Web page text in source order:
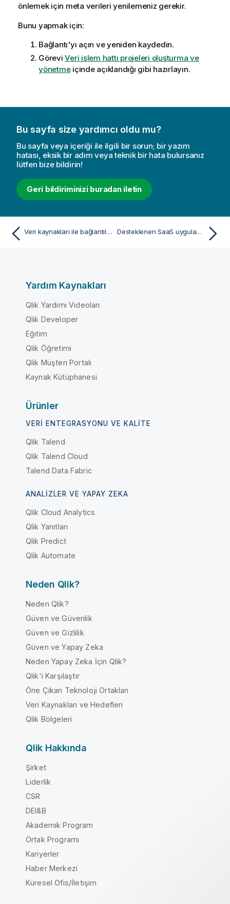
önlemek için meta verileri yenilemeniz gerekir.
Bunu yapmak için:
Bağlantı'yı açın ve yeniden kaydedin.
GöreviVeri işlem hattı projeleri oluşturma ve
yönetmeiçinde açıklandığı gibi hazırlayın.
Bu sayfa size yardımcı oldu mu?
Bu sayfa veya içeriği ile ilgili bir sorun; bir yazım
hatası, eksik bir adım veya teknik bir hata bulursanız
lütfen bize bildirin!
Geri bildiriminizi buradan iletin
Veri kaynakları ile bağlantılar ayarlama Desteklenen SaaS uygulamaları
Yardım Kaynakları
Qlik Yardımı Videoları
Qlik Developer
Eğitim
Qlik Öğretimi
Qlik Müşteri Portalı
Kaynak Kütüphanesi
Ürünler
VERI ENTEGRASYONU VE KALITE
Qlik Talend
Qlik Talend Cloud
Talend Data Fabric
ANALIZLER VE YAPAY ZEKA
Qlik Cloud Analytics
Qlik Yanıtları
Qlik Predict
Qlik Automate
Neden Qlik?
Neden Qlik?
Güven ve Güvenlik
Güven ve Gizlilik
Güven ve Yapay Zeka
Neden Yapay Zeka İçin Qlik?
Qlik'i Karşılaştır
Öne Çıkan Teknoloji Ortakları
Veri Kaynakları ve Hedefleri
Qlik Bölgeleri
Qlik Hakkında
Şirket
Liderlik
CSR
DEI&B
Akademik Program
Ortak Programı
Kariyerler
Haber Merkezi
Küresel Ofis/İletişim